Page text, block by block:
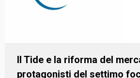
Il Tide e la riforma del
protagonisti del settimo